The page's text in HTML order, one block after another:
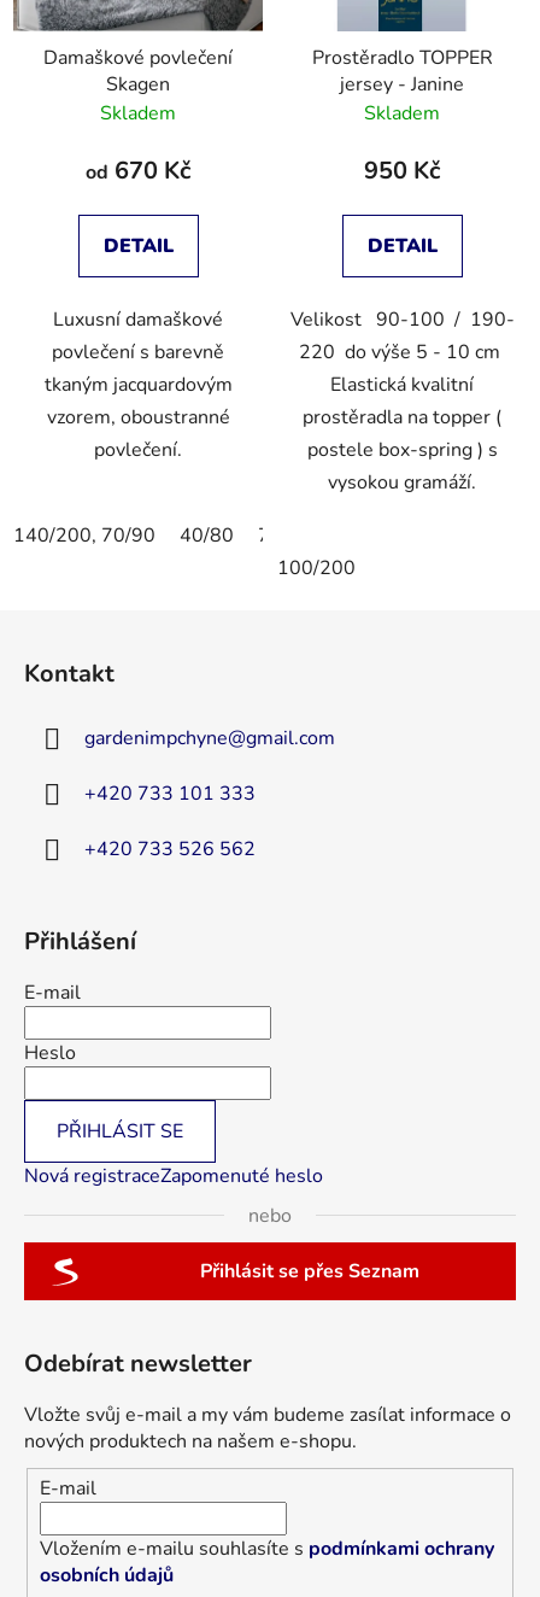
Damaškové povlečení
Skagen
Skladem
od 670 Kč
DETAIL
Luxusní damaškové
povlečení s barevně
tkaným jacquardovým
vzorem, oboustranné
povlečení.
140/200, 70/90 40/80 70/90
Prostěradlo TOPPER
jersey - Janine
Skladem
950 Kč
DETAIL
Velikost 90-100 / 190-
220 do výše 5 - 10 cm
Elastická kvalitní
prostěradla na topper (
postele box-spring ) s
vysokou gramáží.
100/200
Kontakt
gardenimpchyne@gmail.com
+420 733 101 333
+420 733 526 562
Přihlášení
E-mail
Heslo
PŘIHLÁSIT SE
Nová registraceZapomenuté heslo
nebo
Přihlásit se přes Seznam
Odebírat newsletter
Vložte svůj e-mail a my vám budeme zasílat informace o
nových produktech na našem e-shopu.
E-mail
Vložením e-mailu souhlasíte s podmínkami ochrany
osobních údajů